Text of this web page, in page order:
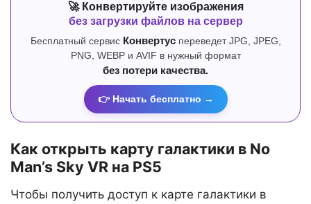
🚀 Конвертируйте изображения
без загрузки файлов на сервер
Бесплатный сервис Конвертуспереведет JPG, JPEG,
PNG, WEBP и AVIF в нужный формат
без потери качества.
👉 Начать бесплатно →
Как открыть карту галактики в No
Man’s Sky VR на PS5
Чтобы получить доступ к карте галактики в